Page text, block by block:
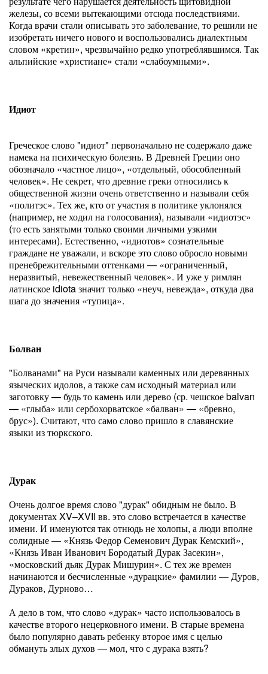
железы, со всеми вытекающими отсюда последствиями.
Когда врачи стали описывать это заболевание, то решили не
изобретать ничего нового и воспользовались диалектным
словом «кретин», чрезвычайно редко употреблявшимся. Так
альпийские «христиане» стали «слабоумными».
Идиот
Греческое слово "идиот" первоначально не содержало даже
намека на психическую болезнь. В Древней Греции оно
обозначало «частное лицо», «отдельный, обособленный
человек». Не секрет, что древние греки относились к
общественной жизни очень ответственно и называли себя
«политэс». Тех же, кто от участия в политике уклонялся
(например, не ходил на голосования), называли «идиотэс»
(то есть занятыми только своими личными узкими
интересами). Естественно, «идиотов» сознательные
граждане не уважали, и вскоре это слово обросло новыми
пренебрежительными оттенками — «ограниченный,
неразвитый, невежественный человек». И уже у римлян
латинское idiota значит только «неуч, невежда», откуда два
шага до значения «тупица».
Болван
"Болванами" на Руси называли каменных или деревянных
языческих идолов, а также сам исходный материал или
заготовку — будь то камень или дерево (ср. чешское balvan
— «глыба» или сербохорватское «балван» — «бревно,
брус»). Считают, что само слово пришло в славянские
языки из тюркского.
Дурак
Очень долгое время слово "дурак" обидным не было. В
документах XV–XVII вв. это слово встречается в качестве
имени. И именуются так отнюдь не холопы, а люди вполне
солидные — «Князь Федор Семенович Дурак Кемский»,
«Князь Иван Иванович Бородатый Дурак Засекин»,
«московский дьяк Дурак Мишурин». С тех же времен
начинаются и бесчисленные «дурацкие» фамилии — Дуров,
Дураков, Дурново…
А дело в том, что слово «дурак» часто использовалось в
качестве второго нецерковного имени. В старые времена
было популярно давать ребенку второе имя с целью
обмануть злых духов — мол, что с дурака взять?